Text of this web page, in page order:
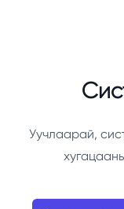
Уучлаарай,